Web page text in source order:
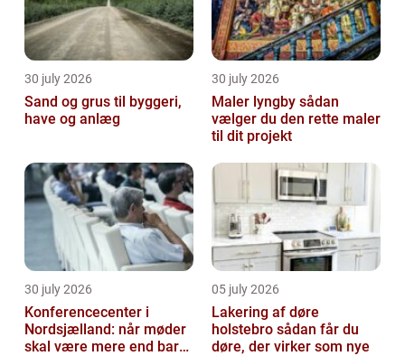
30 july 2026
Sand og grus til byggeri,
have og anlæg
30 july 2026
Maler lyngby sådan
vælger du den rette maler
til dit projekt
30 july 2026
Konferencecenter i
Nordsjælland: når møder
skal være mere end bare
05 july 2026
Lakering af døre
holstebro sådan får du
døre, der virker som nye